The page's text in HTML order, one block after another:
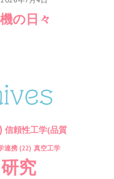
の日々
信頼性工学(品質
連携 (22) 真空工学
研究